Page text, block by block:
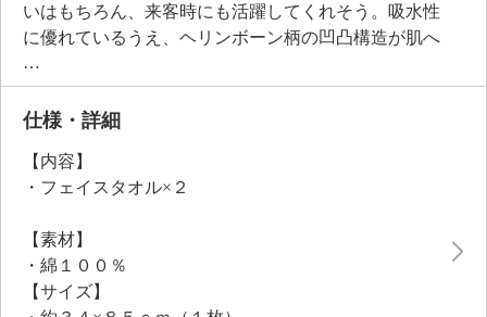
いはもちろん、来客時にも活躍してくれそう。吸水性
に優れているうえ、ヘリンボーン柄の凹凸構造が肌へ
の接地面積を適度に抑えることで濡れたタオルが肌に
張り付く不快感が少なく、ベタつかずサラふわな拭き
心地を実現。さらに毛羽落ちも少なく、毎日使うタオ
世界的に有名な日本発信のタオルブランド「今治」で
生産しています。触れるたびに感じる至福の柔らかさ
仕様・詳細
【内容】
・フェイスタオル×２
【素材】
・綿１００％
【サイズ】